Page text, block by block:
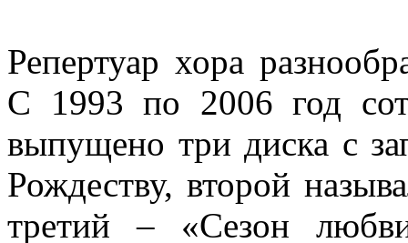
Репертуар хора
С 1993 по 2006 год
выпущено три диска с
Рождеству, второй
третий – «Сезон